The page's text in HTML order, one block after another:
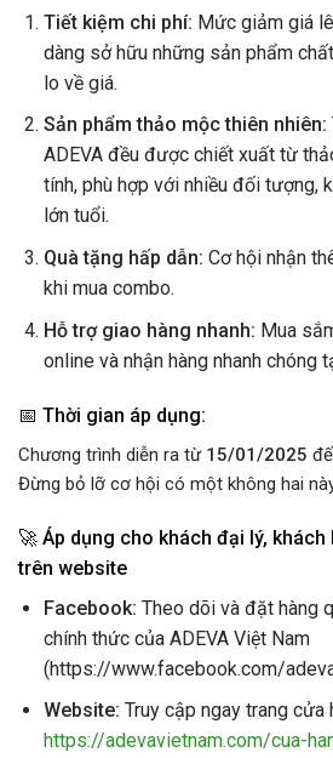
Tiết kiệm chi phí: Mức giảm giá
dàng sở hữu những sản phẩm
lo về giá.
Sản phẩm thảo mộc thiên nhiên:
ADEVA đều được chiết xuất từ
tính, phù hợp với nhiều đối tượng,
lớn tuổi.
Quà tặng hấp dẫn: Cơ hội nhận
khi mua combo.
Hỗ trợ giao hàng nhanh: Mua
online và nhận hàng nhanh chóng
📅 Thời gian áp dụng:
Chương trình diễn ra từ 15/01/2025
Đừng bỏ lỡ cơ hội có một không hai
🚀 Áp dụng cho khách đại lý,
trên website
Facebook: Theo dõi và đặt hàng
chính thức của ADEVA Việt Nam
(https://www.facebook.com/
Website: Truy cập ngay trang cửa
https://adevavietnam.com/cua-